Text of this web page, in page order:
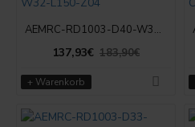
AEMRC-RD1003-D40-W32-L150-Z04
137,93€ 183,90€
+ Warenkorb